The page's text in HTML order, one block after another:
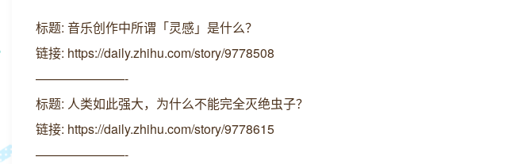
标题: 音乐创作中所谓「灵感」是什么？
链接: https://daily.zhihu.com/story/9778508
———————-
标题: 人类如此强大，为什么不能完全灭绝虫子？
链接: https://daily.zhihu.com/story/9778615
———————-